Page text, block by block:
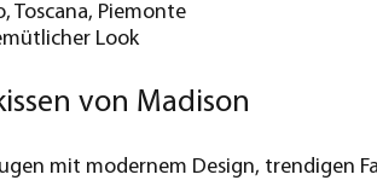
Toscana, Piemonte
Look
von Madison
mit modernem Design, trendigen